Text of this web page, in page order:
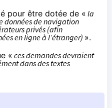
pour être dotée de « la
données de navigation
privés (afin
en ligne à l’étranger) ».
« ces demandes devraient
dans des textes